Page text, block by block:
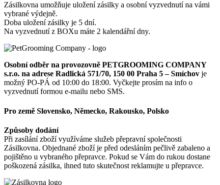
Zásilkovna umožňuje uložení zásilky a osobní vyzvednutí na vámi
vybrané výdejně.
Doba uložení zásilky je 5 dní.
Na vyzvednutí z BOXu máte 2 kalendářní dny.
Osobní odběr na provozovně PETGROOMING COMPANY
s.r.o. na adrese Radlická 571/70, 150 00 Praha 5 – Smíchov je
možný PO-PÁ od 10:00 do 18:00. Vyčkejte prosím na info o
vyzvednutí formou e-mailu nebo SMS.
Pro země Slovensko, Německo, Rakousko, Polsko
Způsoby dodání
Při zasílání zboží využíváme služeb přepravní společnosti
Zásilkovna. Objednané zboží je před odesláním pečlivě zabaleno a
pojištěno u vybraného přepravce. Pokud se Vám do rukou dostane
poškozená zásilka, ihned tuto skutečnost reklamujte u přepravce.